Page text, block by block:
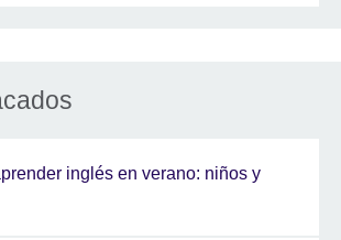
inglés en verano: niños y